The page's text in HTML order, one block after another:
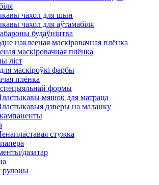
чахол для шын
чахол для аўтамабіля
будаўніцтва
наклееная маскіровачная плёнка
маскіровачная плёнка
ліст
маскіроўкі фарбы
плёнка
формы
мяшок для матраца
дзверы на маланку
стужка
дазатар
рулоны